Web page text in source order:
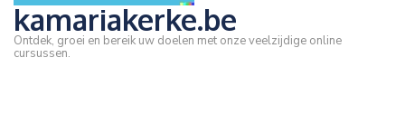
kamariakerke.be
Ontdek, groei en bereik uw doelen met onze veelzijdige online
cursussen.